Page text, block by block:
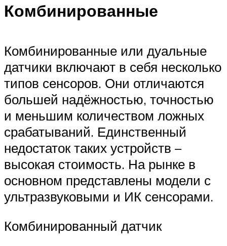
Комбинированные
Комбинированные или дуальные
датчики включают в себя несколько
типов сенсоров. Они отличаются
большей надёжностью, точностью
и меньшим количеством ложных
срабатываний. Единственный
недостаток таких устройств –
высокая стоимость. На рынке в
основном представлены модели с
ультразвуковыми и ИК сенсорами.
Комбинированный датчик